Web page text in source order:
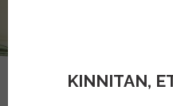
KINNITAN,